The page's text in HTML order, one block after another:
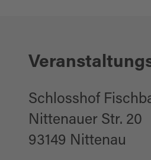
Schlosshof
Nittenauer Str. 20
93149 Nittenau